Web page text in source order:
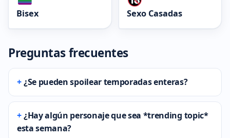
Bisex Sexo Casadas
Preguntas frecuentes
¿Se pueden spoilear temporadas enteras?
¿Hay algún personaje que sea *trending topic*
esta semana?